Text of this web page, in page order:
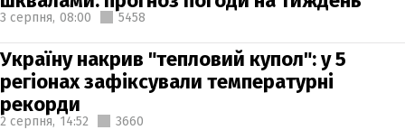
3 серпня, 08:00 5458
Україну накрив "тепловий купол": у 5
регіонах зафіксували температурні
рекорди
2 серпня, 14:52 3660